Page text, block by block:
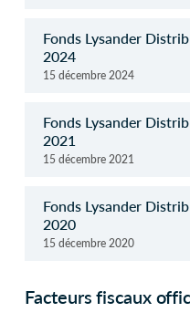
Fonds Lysander
2024
15 décembre 2024
Fonds Lysander
2021
15 décembre 2021
Fonds Lysander
2020
15 décembre 2020
Facteurs fiscaux